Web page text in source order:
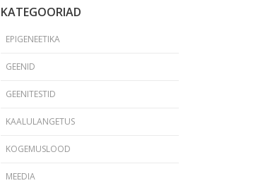
KATEGOORIAD
EPIGENEETIKA
GEENID
GEENITESTID
KAALULANGETUS
KOGEMUSLOOD
MEEDIA